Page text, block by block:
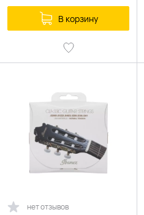
В корзину
нет отзывов